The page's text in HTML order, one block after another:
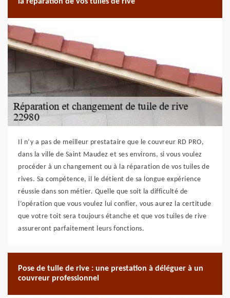
Il n’y a pas de meilleur prestataire que le couvreur RD PRO,
dans la ville de Saint Maudez et ses environs, si vous voulez
procéder à un changement ou à la réparation de vos tuiles de
rives. Sa compétence, il le détient de sa longue expérience
réussie dans son métier. Quelle que soit la difficulté de
l’opération que vous voulez lui confier, vous aurez la certitude
que votre toit sera toujours étanche et que vos tuiles de rive
assureront parfaitement leurs fonctions.
Pose de tuile de rive : une prestation à déléguer à un
couvreur professionnel